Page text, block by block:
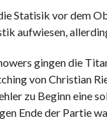
Statisik vor dem
aufwiesen,
gingen die
von Christian
zu Beginn eine
Ende der Partie